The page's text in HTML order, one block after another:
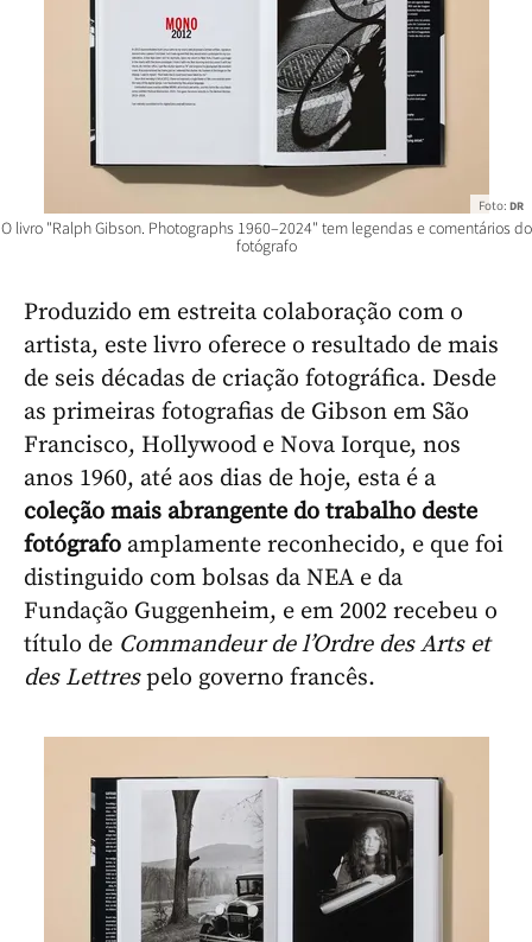
O livro "Ralph Gibson. Photographs 1960–2024" tem legendas e comentários do
fotógrafo
Foto: DR
Produzido em estreita colaboração com o
artista, este livro oferece o resultado de mais
de seis décadas de criação fotográfica. Desde
as primeiras fotografias de Gibson em São
Francisco, Hollywood e Nova Iorque, nos
anos 1960, até aos dias de hoje, esta é a
coleção mais abrangente do trabalho deste
fotógrafo amplamente reconhecido, e que foi
distinguido com bolsas da NEA e da
Fundação Guggenheim, e em 2002 recebeu o
título de Commandeur de l’Ordre des Arts et
des Lettrespelo governo francês.